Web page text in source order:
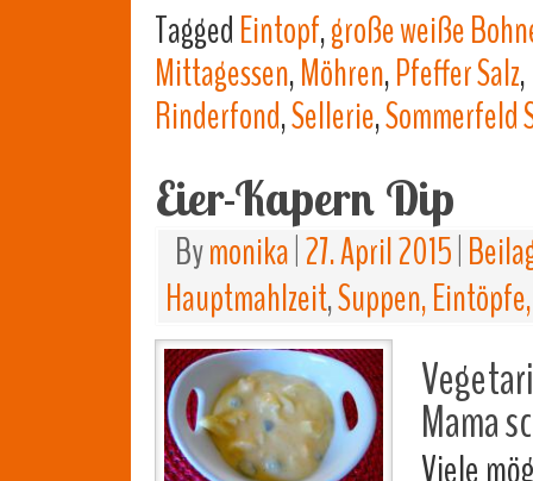
TaggedEintopf,große weiße
Mittagessen,Möhren,Pfeffer Salz,
Rinderfond,Sellerie,Sommerfeld
Eier-Kapern Dip
Bymonika 27. April 2015
Hauptmahlzeit,Suppen,
Mama